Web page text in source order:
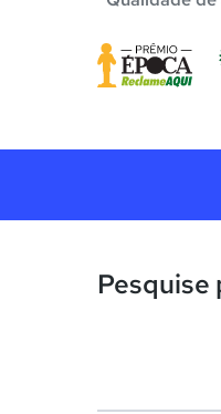
Pesquise